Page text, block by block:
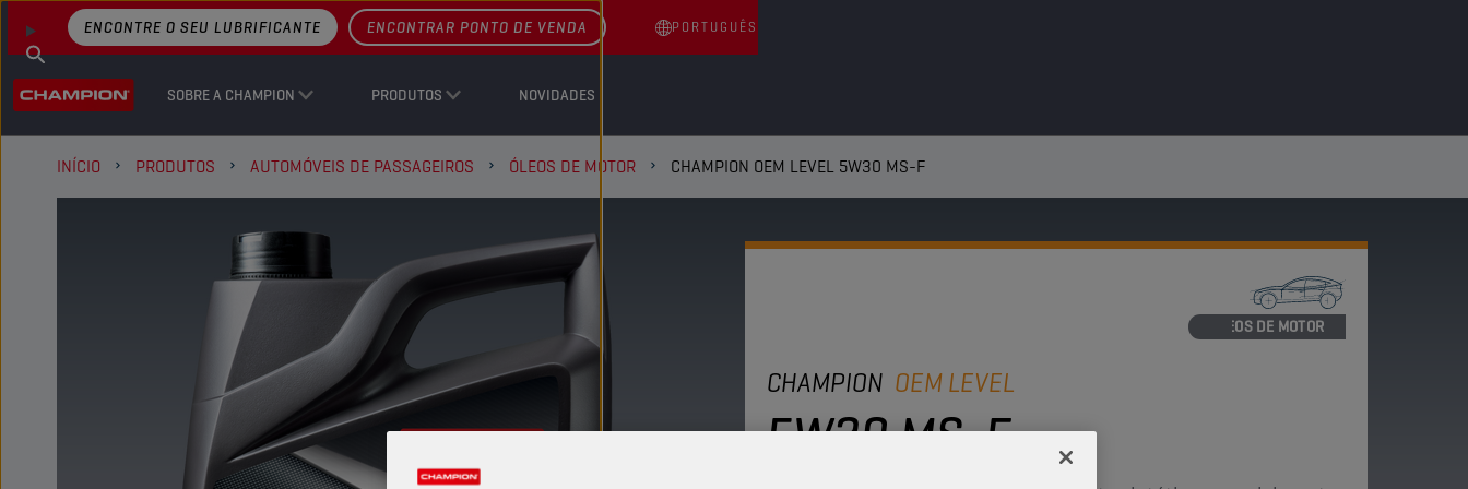
SOBRE A CHAMPION PRODUTOS NOVIDADES
ENCONTRE O SEU LUBRIFICANTE ENCONTRAR PONTO DE VENDA PORTUGUÊS
INÍCIO PRODUTOS AUTOMÓVEIS DE PASSAGEIROS ÓLEOS DE MOTOR CHAMPION OEM LEVEL 5W30 MS-F
ÓLEOS DE MOTOR
CHAMPION OEM LEVEL
5W30 MS-F